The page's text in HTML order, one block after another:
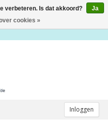
Inloggen
verbeteren. Is dat akkoord?
Ja
cookies »